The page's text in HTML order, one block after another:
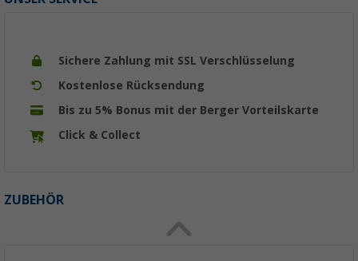
Sichere Zahlung mit SSL Verschlüsselung
Kostenlose Rücksendung
Bis zu 5% Bonus mit der Berger Vorteilskarte
Click & Collect
ZUBEHÖR